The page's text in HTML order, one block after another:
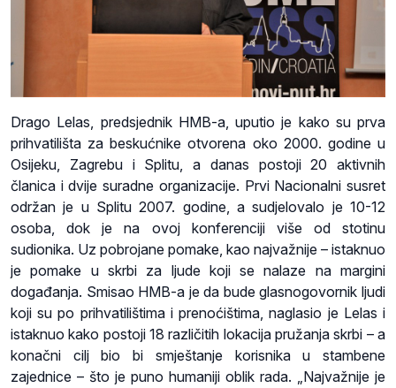
Drago Lelas, predsjednik HMB-a, uputio je kako su prva
prihvatilišta za beskućnike otvorena oko 2000. godine u
Osijeku, Zagrebu i Splitu, a danas postoji 20 aktivnih
članica i dvije suradne organizacije. Prvi Nacionalni susret
održan je u Splitu 2007. godine, a sudjelovalo je 10-12
osoba, dok je na ovoj konferenciji više od stotinu
sudionika. Uz pobrojane pomake, kao najvažnije – istaknuo
je pomake u skrbi za ljude koji se nalaze na margini
događanja. Smisao HMB-a je da bude glasnogovornik ljudi
koji su po prihvatilištima i prenoćištima, naglasio je Lelas i
istaknuo kako postoji 18 različitih lokacija pružanja skrbi – a
konačni cilj bio bi smještanje korisnika u stambene
zajednice – što je puno humaniji oblik rada. „Najvažnije je